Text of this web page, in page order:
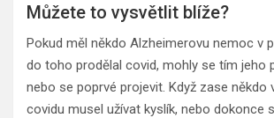
Můžete to vysvětlit blíže?
Pokud měl někdo Alzheimerovu nemoc v
do toho prodělal covid, mohly se tím jeho
nebo se poprvé projevit. Když zase někdo
covidu musel užívat kyslík, nebo dokonce